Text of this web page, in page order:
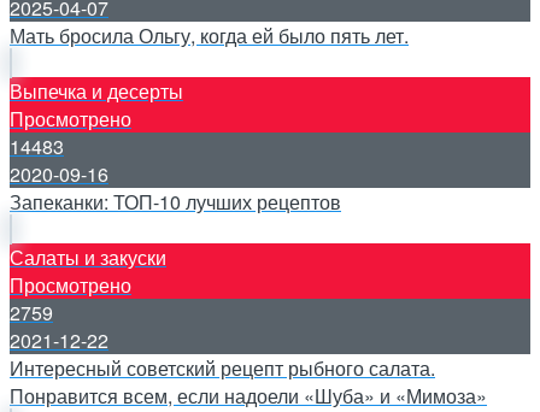
2025-04-07
Мать бросила Ольгу, когда ей было пять лет.
Выпечка и десерты
Просмотрено
14483
2020-09-16
Запеканки: ТОП-10 лучших рецептов
Салаты и закуски
Просмотрено
2759
2021-12-22
Интересный советский рецепт рыбного салата.
Понравится всем, если надоели «Шуба» и «Мимоза»